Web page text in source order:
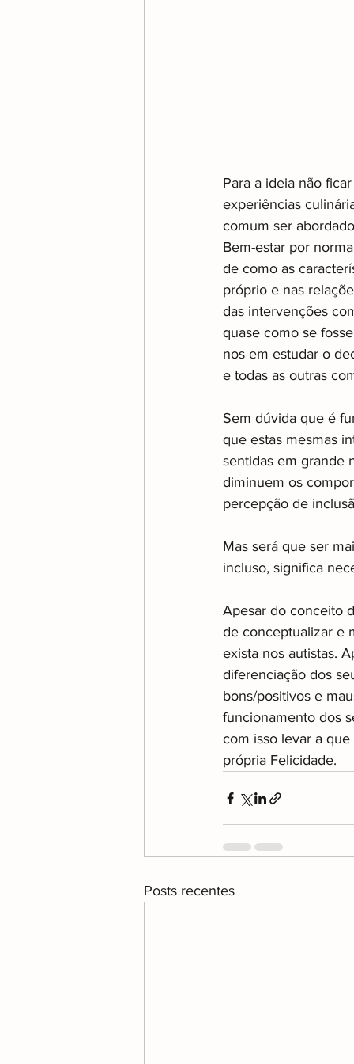
Para a ideia não
experiências
comum ser
Bem-estar por
de como as
próprio e nas
das intervenções
quase como se
nos em estudar o
e todas as outras
Sem dúvida que é
que estas mesmas
sentidas em grande
diminuem os
percepção de
Mas será que ser
incluso, significa
Apesar do conceito
de conceptualizar e
exista nos autistas.
diferenciação dos
bons/positivos e
funcionamento dos
com isso levar a
própria Felicidade.
Posts recentes